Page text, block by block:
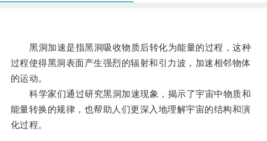
黑洞加速是指黑洞吸收物质后转化为能量的过程，这种
过程使得黑洞表面产生强烈的辐射和引力波，加速相邻物体
的运动。
科学家们通过研究黑洞加速现象，揭示了宇宙中物质和
能量转换的规律，也帮助人们更深入地理解宇宙的结构和演
化过程。